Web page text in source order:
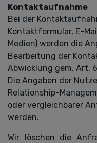
Kontaktaufnahme
Bei der
Kontaktformular, E-
Medien) werden die
Bearbeitung der
Abwicklung gem. Art.
Die Angaben der
Relationship-
oder vergleichbarer
werden.
Wir löschen die